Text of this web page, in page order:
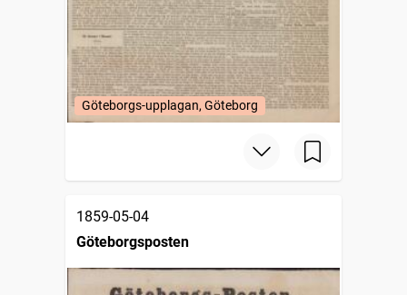
Göteborgs-upplagan, Göteborg
1859-05-04
Göteborgsposten